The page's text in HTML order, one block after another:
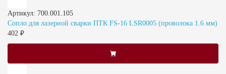
Артикул: 700.001.105
Сопло для лазерной сварки ПТК FS-16 LSR0005 (проволока 1.6 мм)
402 ₽